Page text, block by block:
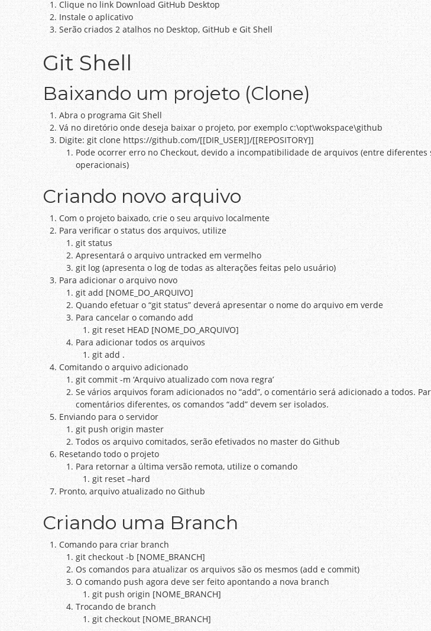
Clique no link Download GitHub Desktop
Instale o aplicativo
Serão criados 2 atalhos no Desktop, GitHub e Git Shell
Git Shell
Baixando um projeto (Clone)
Abra o programa Git Shell
Vá no diretório onde deseja baixar o projeto, por exemplo c:\opt\wokspace\github
Digite: git clone https://github.com/[[DIR_USER]]/[[REPOSITORY]]
Pode ocorrer erro no Checkout, devido a incompatibilidade de arquivos (entre diferentes
operacionais)
Criando novo arquivo
Com o projeto baixado, crie o seu arquivo localmente
Para verificar o status dos arquivos, utilize
git status
Apresentará o arquivo untracked em vermelho
git log (apresenta o log de todas as alterações feitas pelo usuário)
Para adicionar o arquivo novo
git add [NOME_DO_ARQUIVO]
Quando efetuar o “git status” deverá apresentar o nome do arquivo em verde
Para cancelar o comando add
git reset HEAD [NOME_DO_ARQUIVO]
Para adicionar todos os arquivos
git add .
Comitando o arquivo adicionado
git commit -m ‘Arquivo atualizado com nova regra’
Se vários arquivos foram adicionados no “add”, o comentário será adicionado a todos.
comentários diferentes, os comandos “add” devem ser isolados.
Enviando para o servidor
git push origin master
Todos os arquivo comitados, serão efetivados no master do Github
Resetando todo o projeto
Para retornar a última versão remota, utilize o comando
git reset –hard
Pronto, arquivo atualizado no Github
Criando uma Branch
Comando para criar branch
git checkout -b [NOME_BRANCH]
Os comandos para atualizar os arquivos são os mesmos (add e commit)
O comando push agora deve ser feito apontando a nova branch
git push origin [NOME_BRANCH]
Trocando de branch
git checkout [NOME_BRANCH]